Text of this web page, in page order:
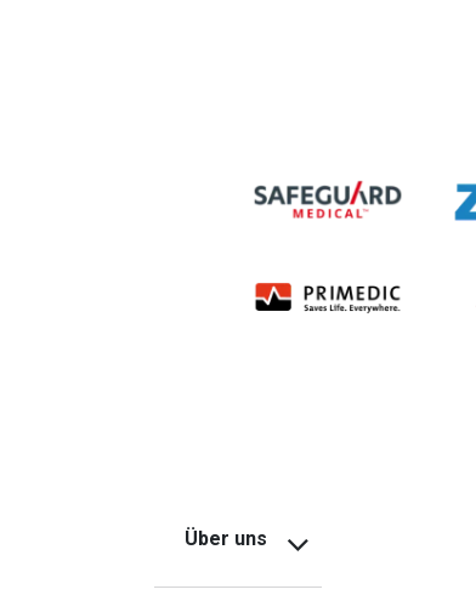
Über uns